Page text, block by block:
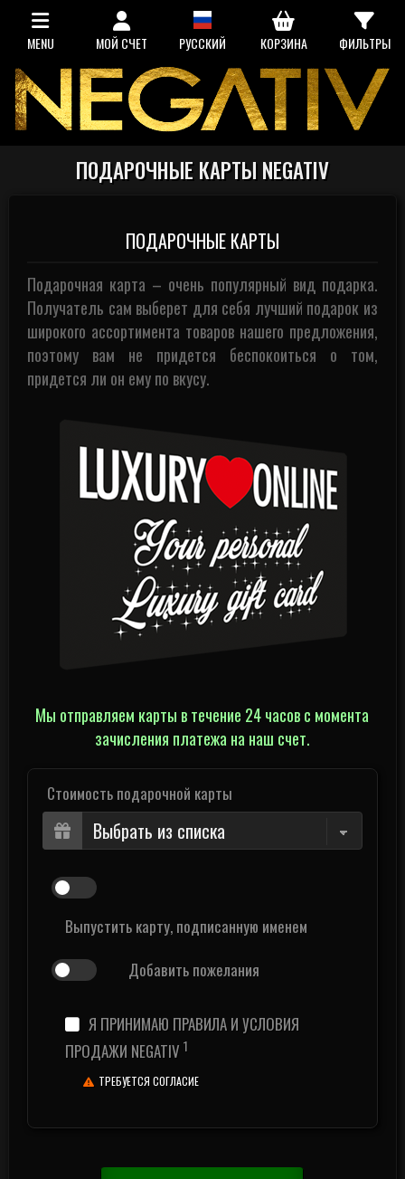
MENU МОЙ СЧЕТ РУССКИЙ КОРЗИНА ФИЛЬТРЫ
ПОДАРОЧНЫЕ КАРТЫ NEGATIV
ПОДАРОЧНЫЕ КАРТЫ
Подарочная карта – очень популярный вид подарка.
Получатель сам выберет для себя лучший подарок из
широкого ассортимента товаров нашего предложения,
поэтому вам не придется беспокоиться о том,
придется ли он ему по вкусу.
Мы отправляем карты в течение 24 часов с момента
зачисления платежа на наш счет.
Стоимость подарочной карты
Выпустить карту, подписанную именем
Добавить пожелания
Я ПРИНИМАЮ ПРАВИЛА И УСЛОВИЯ
ПРОДАЖИ NEGATIV 1
ТРЕБУЕТСЯ СОГЛАСИЕ